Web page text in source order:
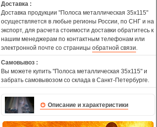
Доставка :
Доставка продукции "Полоса металлическая 35х115"
осуществляется в любые регионы России, по СНГ и на
экспорт, для расчета стоимости доставки обратитесь к
нашим менеджерам по контактным телефонам или
электронной почте со страницы обратной связи.
Самовывоз :
Вы можете купить "Полоса металлическая 35х115" и
забрать самовывозом со склада в Санкт-Петербурге.
Описание и характеристики